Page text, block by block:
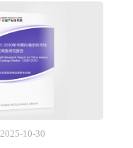
重组动因、智能家具
，最后对智能家具企
渠道选择提出相关建
发展动态，把握市场
的必备参考工具，极
现状、子行业发展变
国内外合金铝板行业
发展挑战、行业的发
业的投资分析和趋势
铝板行业的整体发展
参考建议和具体解
能化则体现在建材的
联网、大数据、人工
自动化和智能化管理
高性能化是建材行业
不断研发和生产更高
温隔热性能的建材产
。国际化是中国建
涂料行业研究报告主
内外发展概况、行业
规模、市场结构、市
集中度、竞争格局、
品价格分析、用户分
主导驱动因素、行
2025-10-30